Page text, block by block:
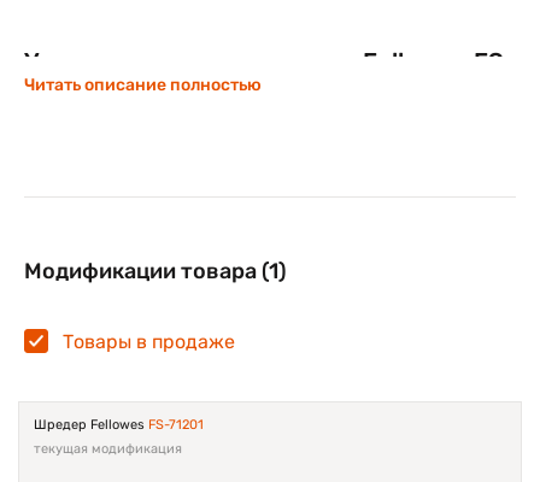
Уничтожитель документов Fellowes FS-
71201 функциональный и безопасный
большинства офисных документов, а также пластиковых
Уничтожитель Fellowes FS-71201 оснащается удобной
выдвижной корзиной 18 л. Большое окошко позволит легко
Читать описание полностью
Модификации товара (1)
Товары в продаже
Шредер Fellowes FS-71201
текущая модификация